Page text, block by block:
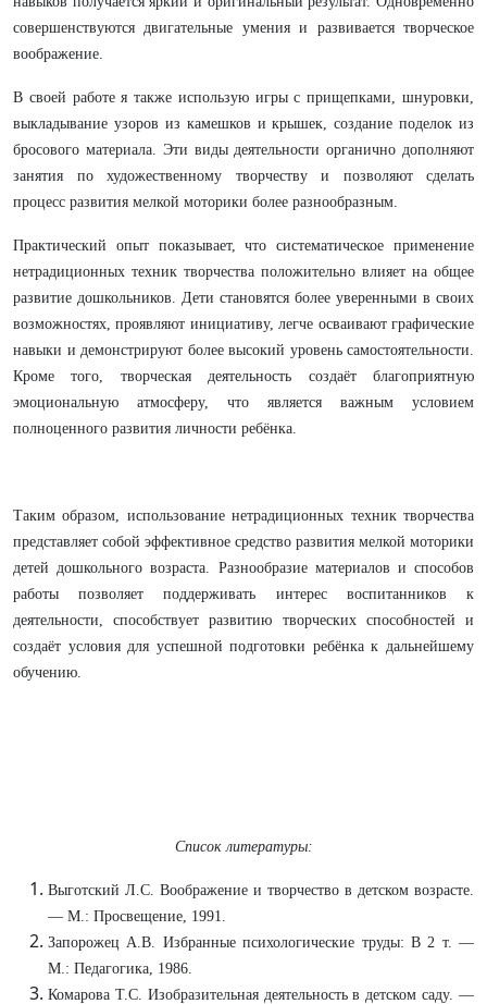
совершенствуются двигательные умения и развивается творческое
воображение.
В своей работе я также использую игры с прищепками, шнуровки,
выкладывание узоров из камешков и крышек, создание поделок из
бросового материала. Эти виды деятельности органично дополняют
занятия по художественному творчеству и позволяют сделать
процесс развития мелкой моторики более разнообразным.
Практический опыт показывает, что систематическое применение
нетрадиционных техник творчества положительно влияет на общее
развитие дошкольников. Дети становятся более уверенными в своих
возможностях, проявляют инициативу, легче осваивают графические
навыки и демонстрируют более высокий уровень самостоятельности.
Кроме того, творческая деятельность создаёт благоприятную
эмоциональную атмосферу, что является важным условием
полноценного развития личности ребёнка.
Таким образом, использование нетрадиционных техник творчества
представляет собой эффективное средство развития мелкой моторики
детей дошкольного возраста. Разнообразие материалов и способов
работы позволяет поддерживать интерес воспитанников к
деятельности, способствует развитию творческих способностей и
создаёт условия для успешной подготовки ребёнка к дальнейшему
обучению.
Список литературы:
Выготский Л.С. Воображение и творчество в детском возрасте.
— М.: Просвещение, 1991.
Запорожец А.В. Избранные психологические труды: В 2 т. —
М.: Педагогика, 1986.
Комарова Т.С. Изобразительная деятельность в детском саду. —